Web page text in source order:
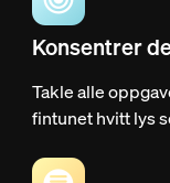
Konsentrer
Takle alle
fintunet hvitt lys